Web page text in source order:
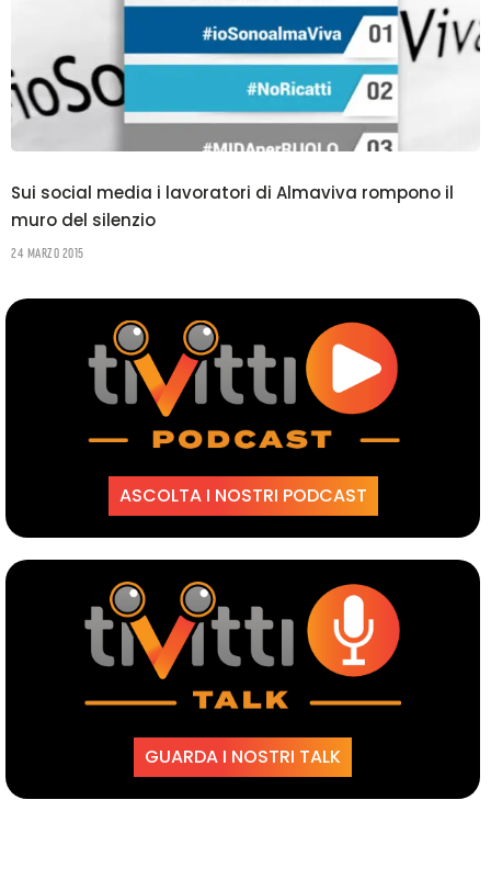
Sui social media i lavoratori di Almaviva rompono il
muro del silenzio
24 Marzo 2015
ASCOLTA I NOSTRI PODCAST
GUARDA I NOSTRI TALK